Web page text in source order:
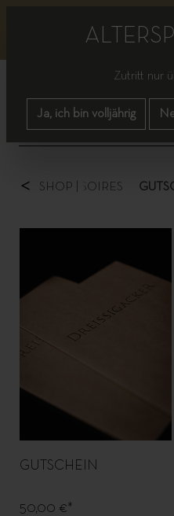
Woche zu vereinzelten
Zutritt nur
Ja, ich bin volljährig
< SHOP |
ACCESSOIRES
GUTSCHEIN
50,00 €*